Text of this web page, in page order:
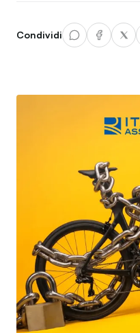
Condividi